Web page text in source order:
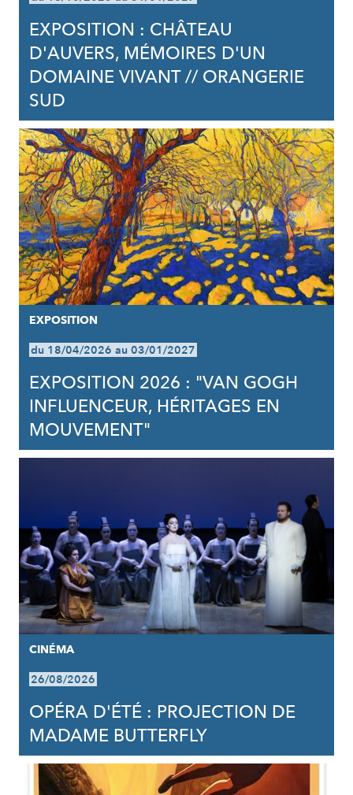
EXPOSITION : CHÂTEAU
D'AUVERS, MÉMOIRES D'UN
DOMAINE VIVANT // ORANGERIE
SUD
EXPOSITION
du 18/04/2026 au 03/01/2027
EXPOSITION 2026 : "VAN GOGH
INFLUENCEUR, HÉRITAGES EN
MOUVEMENT"
CINÉMA
26/08/2026
OPÉRA D'ÉTÉ : PROJECTION DE
MADAME BUTTERFLY